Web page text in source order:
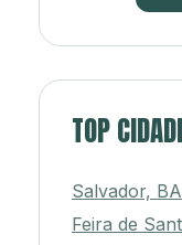
TOP
Salvador, BA
Feira de